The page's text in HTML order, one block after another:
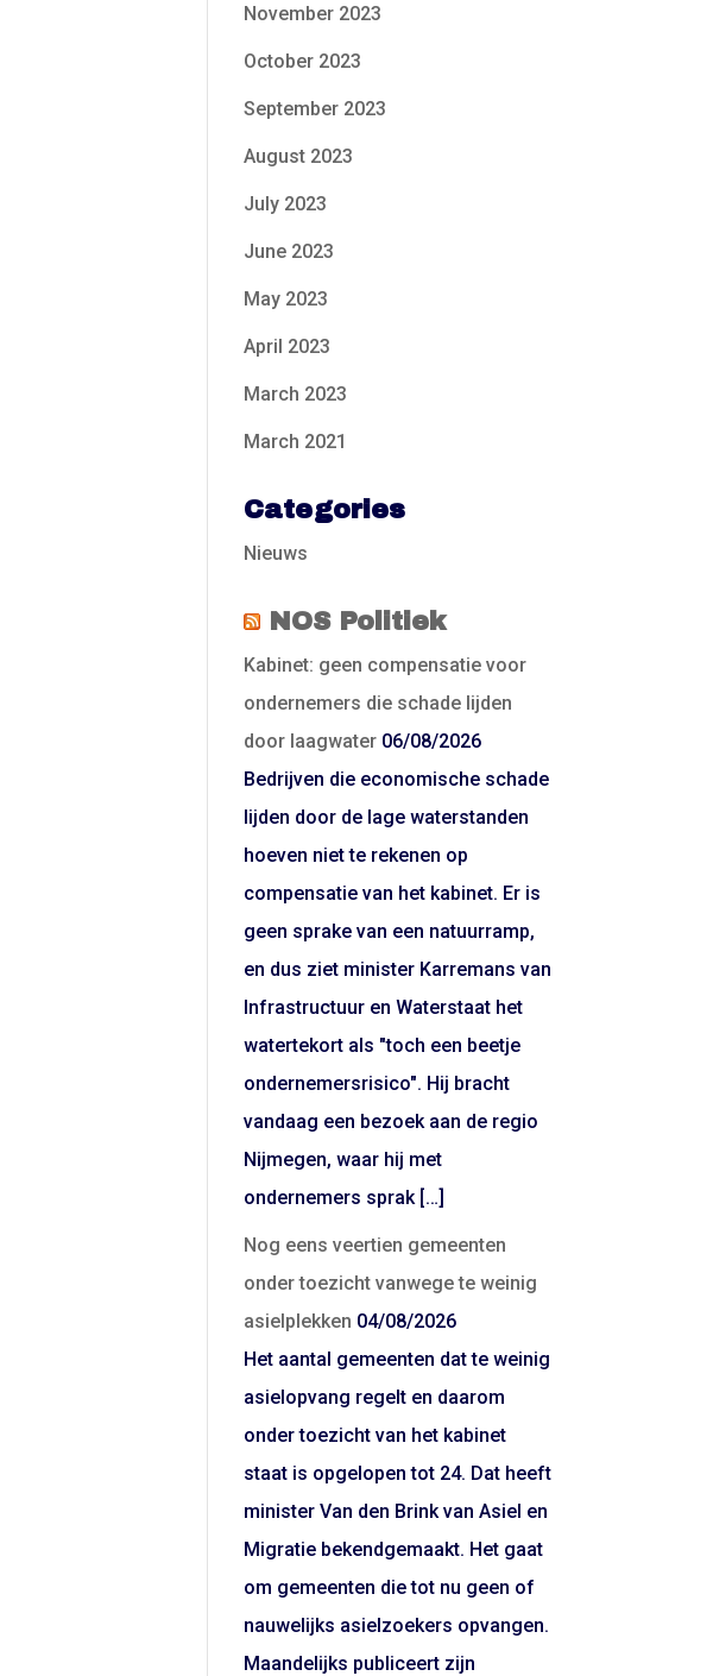
November 2023
October 2023
September 2023
August 2023
July 2023
June 2023
May 2023
April 2023
March 2023
March 2021
Categories
Nieuws
NOS Politiek
Kabinet: geen compensatie voor
ondernemers die schade lijden
door laagwater 06/08/2026
Bedrijven die economische schade
lijden door de lage waterstanden
hoeven niet te rekenen op
compensatie van het kabinet. Er is
geen sprake van een natuurramp,
en dus ziet minister Karremans van
Infrastructuur en Waterstaat het
watertekort als "toch een beetje
ondernemersrisico". Hij bracht
vandaag een bezoek aan de regio
Nijmegen, waar hij met
ondernemers sprak […]
Nog eens veertien gemeenten
onder toezicht vanwege te weinig
asielplekken 04/08/2026
Het aantal gemeenten dat te weinig
asielopvang regelt en daarom
onder toezicht van het kabinet
staat is opgelopen tot 24. Dat heeft
minister Van den Brink van Asiel en
Migratie bekendgemaakt. Het gaat
om gemeenten die tot nu geen of
nauwelijks asielzoekers opvangen.
Maandelijks publiceert zijn